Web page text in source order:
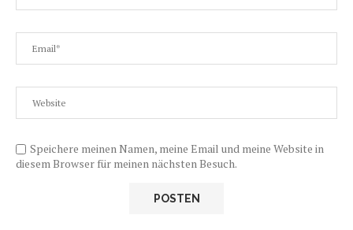
Speichere meinen Namen, meine Email und meine Website in
diesem Browser für meinen nächsten Besuch.